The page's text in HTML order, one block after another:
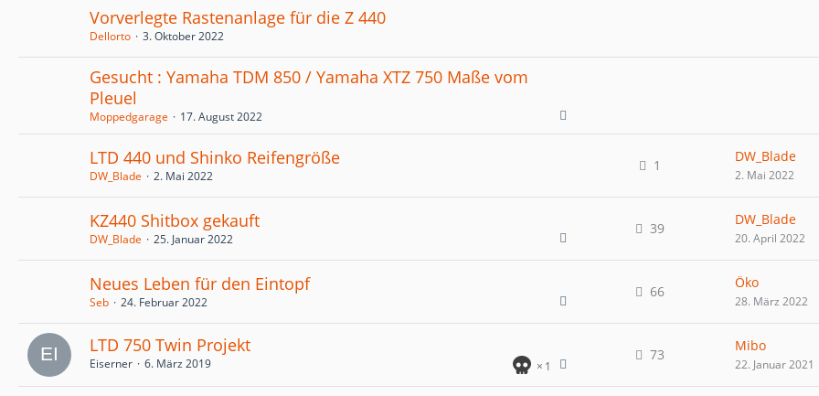
Vorverlegte Rastenanlage für die Z 440
Dellorto 3. Oktober 2022
Gesucht : Yamaha TDM 850 / Yamaha XTZ 750 Maße vom
Pleuel
Moppedgarage 17. August 2022
LTD 440 und Shinko Reifengröße
DW_Blade 2. Mai 2022
1
DW_Blade
2. Mai 2022
KZ440 Shitbox gekauft
DW_Blade 25. Januar 2022
39
DW_Blade
20. April 2022
Neues Leben für den Eintopf
Seb 24. Februar 2022
66
Öko
28. März 2022
LTD 750 Twin Projekt
1
Eiserner 6. März 2019
73
Mibo
22. Januar 2021